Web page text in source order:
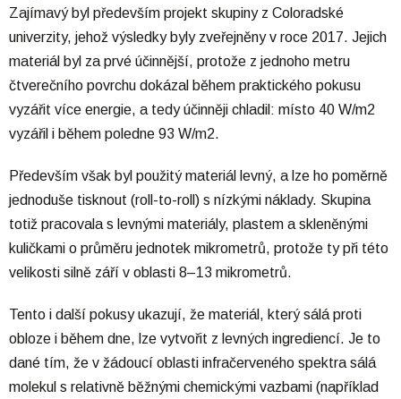
Zajímavý byl především projekt skupiny z Coloradské
univerzity, jehož výsledky byly zveřejněny v roce 2017. Jejich
materiál byl za prvé účinnější, protože z jednoho metru
čtverečního povrchu dokázal během praktického pokusu
vyzářit více energie, a tedy účinněji chladil: místo 40 W/m2
vyzářil i během poledne 93 W/m2.
Především však byl použitý materiál levný, a lze ho poměrně
jednoduše tisknout (roll-to-roll) s nízkými náklady. Skupina
totiž pracovala s levnými materiály, plastem a skleněnými
kuličkami o průměru jednotek mikrometrů, protože ty při této
velikosti silně září v oblasti 8–13 mikrometrů.
Tento i další pokusy ukazují, že materiál, který sálá proti
obloze i během dne, lze vytvořit z levných ingrediencí. Je to
dané tím, že v žádoucí oblasti infračerveného spektra sálá
molekul s relativně běžnými chemickými vazbami (například